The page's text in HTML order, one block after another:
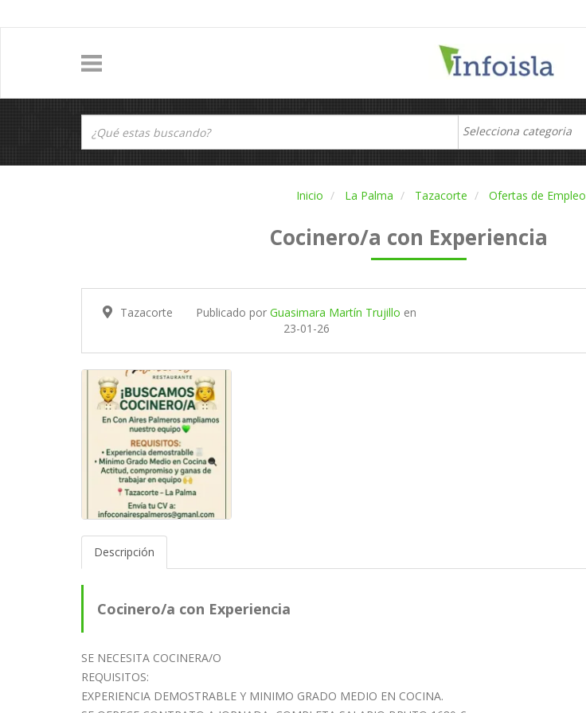
Inicio La Palma Tazacorte Ofertas de Empleo
Cocinero/a con Experiencia
Tazacorte Publicado porGuasimara Martín Trujillo en
23-01-26
Descripción
Cocinero/a con Experiencia
SE NECESITA COCINERA/O
REQUISITOS:
EXPERIENCIA DEMOSTRABLE Y MINIMO GRADO MEDIO EN COCINA.